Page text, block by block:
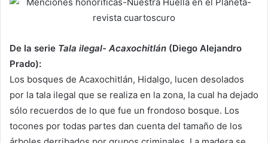
De la serie Tala ilegal- Acaxochitlán (Diego Alejandro
Prado):
Los bosques de Acaxochitlán, Hidalgo, lucen desolados
por la tala ilegal que se realiza en la zona, la cual ha dejado
sólo recuerdos de lo que fue un frondoso bosque. Los
tocones por todas partes dan cuenta del tamaño de los